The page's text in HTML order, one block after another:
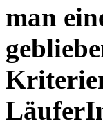
man